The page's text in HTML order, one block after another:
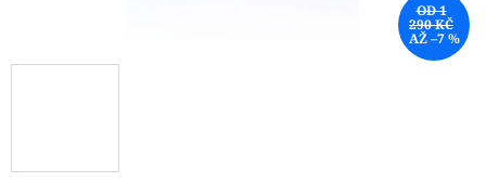
OD 1
290 KČ
AŽ –7 %